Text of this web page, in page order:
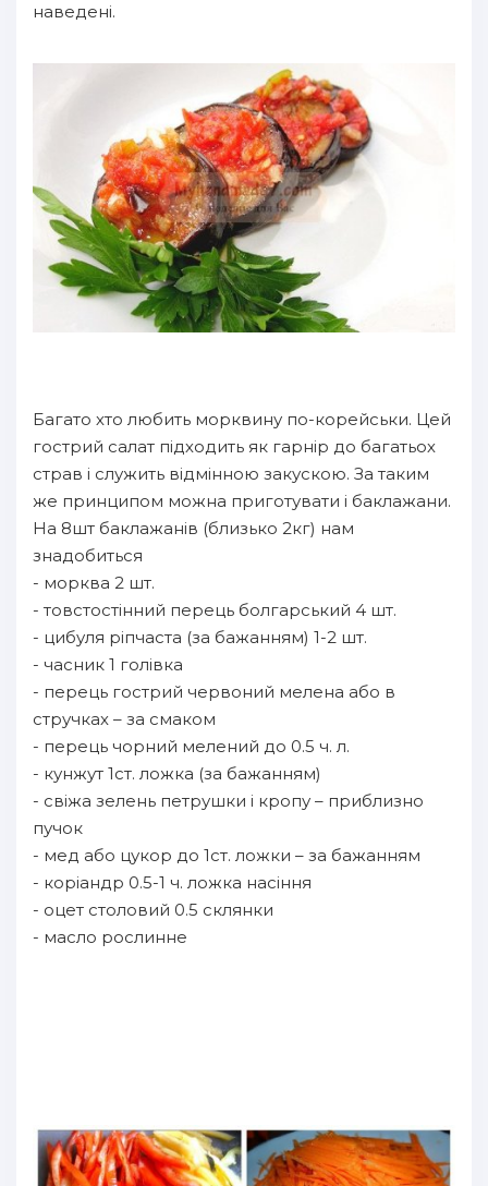
наведені.
Багато хто любить морквину по-корейськи. Цей
гострий салат підходить як гарнір до багатьох
страв і служить відмінною закускою. За таким
же принципом можна приготувати і баклажани.
На 8шт баклажанів (близько 2кг) нам
знадобиться
- морква 2 шт.
- товстостінний перець болгарський 4 шт.
- цибуля ріпчаста (за бажанням) 1-2 шт.
- часник 1 голівка
- перець гострий червоний мелена або в
стручках – за смаком
- перець чорний мелений до 0.5 ч. л.
- кунжут 1ст. ложка (за бажанням)
- свіжа зелень петрушки і кропу – приблизно
пучок
- мед або цукор до 1ст. ложки – за бажанням
- коріандр 0.5-1 ч. ложка насіння
- оцет столовий 0.5 склянки
- масло рослинне